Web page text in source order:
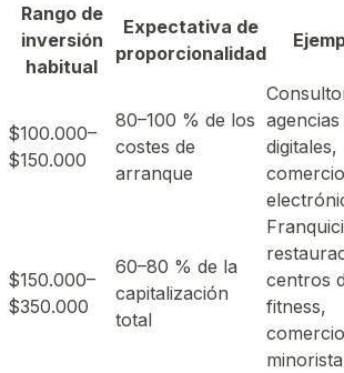
Rango de
inversión
habitual
Expectativa de
proporcionalidad
$100.000–
$150.000
80–100 % de los
costes de
arranque
agencias
digitales,
comercio
$150.000–
$350.000
60–80 % de la
capitalización
total
centros
fitness,
comercio
minorista